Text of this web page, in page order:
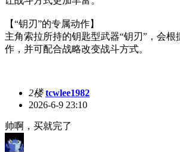
【“钥刃”的专属动作】
主角索拉所持的钥匙型武器“钥刃”，会根
作，并可配合战略改变战斗方式。
2楼 tcwlee1982
2026-6-9 23:10
帅啊，买就完了